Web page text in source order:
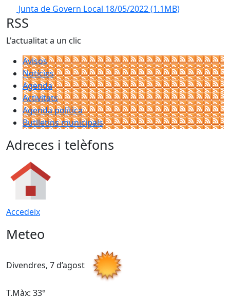
Junta de Govern Local 18/05/2022(1.1MB)
RSS
L'actualitat a un clic
Avisos
Notícies
Agenda
Activitats
Agenda política
Butlletins municipals
Adreces i telèfons
Accedeix
Meteo
Divendres, 7 d’agost
T.Màx: 33°